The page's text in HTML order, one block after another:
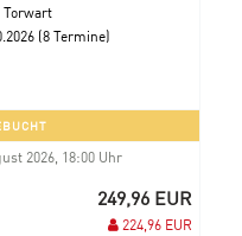
(8 Termine)
2026, 18:00 Uhr
249,96 EUR
224,96 EUR